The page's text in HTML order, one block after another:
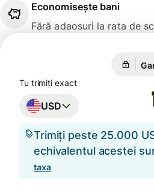
Economisește bani
Fără adaosuri la rata de
Tu trimiți exact
USD
Trimiți peste 25.000
echivalentul acestei
taxa